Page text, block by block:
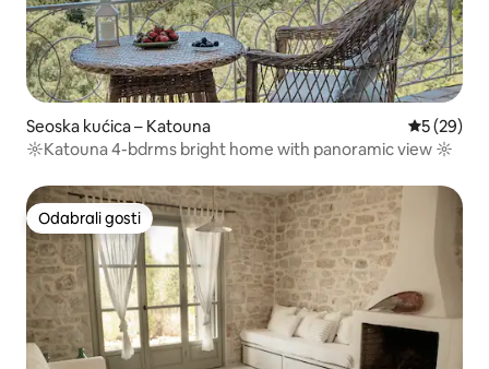
Seoska kućica – Katouna Prosječna
5 (29)
☼Katouna 4-bdrms bright home with panoramic view ☼
Odabrali gosti
Odabrali gosti